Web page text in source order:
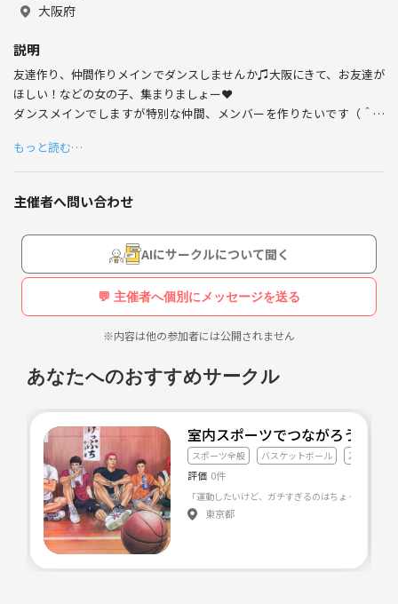
大阪府
説明
友達作り、仲間作りメインでダンスしませんか♫大阪にきて、お友達が
ほしい！などの女の子、集まりましょー❤︎
ダンスメインでしますが特別な仲間、メンバーを作りたいです（＾Ｏ
20代前半の同い年で集まってわいわいダンスしよー(*^o^*)
もっと読む…
主催者へ問い合わせ
AIにサークルについて聞く
💬 主催者へ個別にメッセージを送る
※内容は他の参加者には公開されません
あなたへのおすすめサークル
室内スポーツでつながろう⛹️‍♂️
スポーツ全般 バスケットボール 20代友達づ
評価 0件
東京都